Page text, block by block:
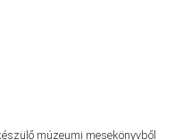
múzeumi mesekönyvből